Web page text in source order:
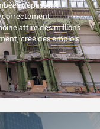
dépassent
correctement
attire des millions
crée des emplois